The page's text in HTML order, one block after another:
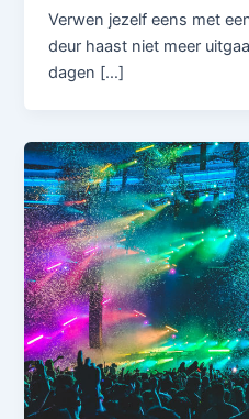
Verwen jezelf eens met
deur haast niet meer
dagen […]